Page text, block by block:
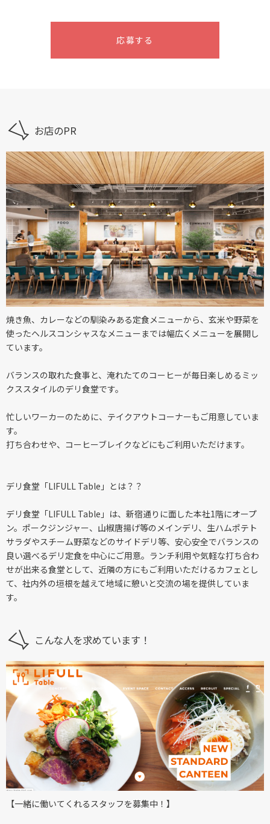
応募する
お店のPR
焼き魚、カレーなどの馴染みある定食メニューから、玄米や野菜を
使ったヘルスコンシャスなメニューまでは幅広くメニューを展開し
ています。
バランスの取れた食事と、淹れたてのコーヒーが毎日楽しめるミッ
クススタイルのデリ食堂です。
忙しいワーカーのために、テイクアウトコーナーもご用意していま
す。
打ち合わせや、コーヒーブレイクなどにもご利用いただけます。
デリ食堂「LIFULL Table」とは？？
デリ食堂「LIFULL Table」は、新宿通りに面した本社1階にオープ
ン。ポークジンジャー、山椒唐揚げ等のメインデリ、生ハムポテト
サラダやスチーム野菜などのサイドデリ等、安心安全でバランスの
良い選べるデリ定食を中心にご用意。ランチ利用や気軽な打ち合わ
せが出来る食堂として、近隣の方にもご利用いただけるカフェとし
て、社内外の垣根を越えて地域に憩いと交流の場を提供していま
す。
こんな人を求めています！
【一緒に働いてくれるスタッフを募集中！】